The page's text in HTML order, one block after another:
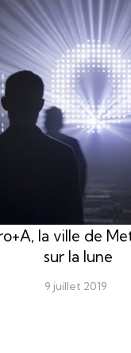
la ville de
sur la lune
9 juillet 2019